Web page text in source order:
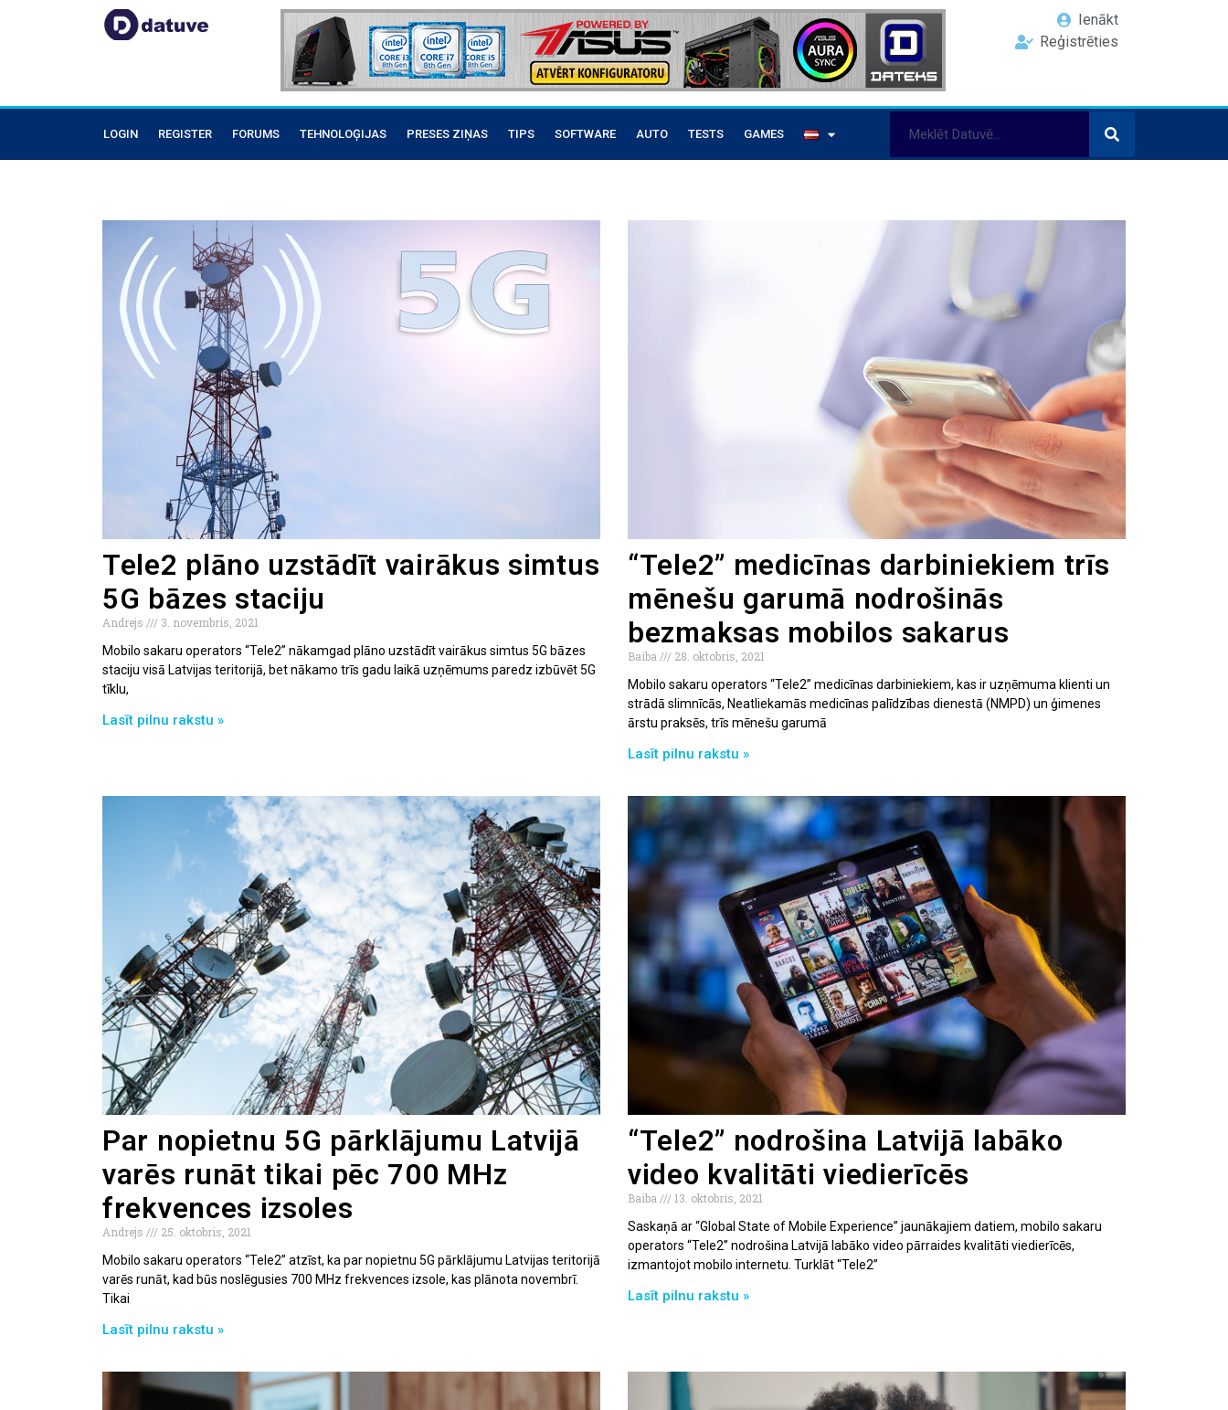
Ienākt
Reģistrēties
LOGIN REGISTER FORUMS TEHNOLOĢIJAS PRESES ZIŅAS TIPS SOFTWARE AUTO TESTS GAMES
Tele2 plāno uzstādīt vairākus simtus
5G bāzes staciju
Andrejs
3. novembris, 2021
Mobilo sakaru operators “Tele2” nākamgad plāno uzstādīt vairākus simtus 5G bāzes
staciju visā Latvijas teritorijā, bet nākamo trīs gadu laikā uzņēmums paredz izbūvēt 5G
tīklu,
Lasīt pilnu rakstu »
“Tele2” medicīnas darbiniekiem trīs
mēnešu garumā nodrošinās
bezmaksas mobilos sakarus
Baiba
28. oktobris, 2021
Mobilo sakaru operators “Tele2” medicīnas darbiniekiem, kas ir uzņēmuma klienti un
strādā slimnīcās, Neatliekamās medicīnas palīdzības dienestā (NMPD) un ģimenes
ārstu praksēs, trīs mēnešu garumā
Lasīt pilnu rakstu »
Par nopietnu 5G pārklājumu Latvijā
varēs runāt tikai pēc 700 MHz
frekvences izsoles
Andrejs
25. oktobris, 2021
Mobilo sakaru operators “Tele2” atzīst, ka par nopietnu 5G pārklājumu Latvijas teritorijā
varēs runāt, kad būs noslēgusies 700 MHz frekvences izsole, kas plānota novembrī.
Tikai
Lasīt pilnu rakstu »
“Tele2” nodrošina Latvijā labāko
video kvalitāti viedierīcēs
Baiba
13. oktobris, 2021
Saskaņā ar “Global State of Mobile Experience” jaunākajiem datiem, mobilo sakaru
operators “Tele2” nodrošina Latvijā labāko video pārraides kvalitāti viedierīcēs,
izmantojot mobilo internetu. Turklāt “Tele2”
Lasīt pilnu rakstu »